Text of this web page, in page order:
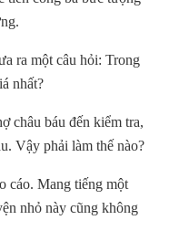
ra một câu hỏi: Trong
nhất?
châu báu đến kiểm tra,
Vậy phải làm thế nào?
cáo. Mang tiếng một
nhỏ này cũng không